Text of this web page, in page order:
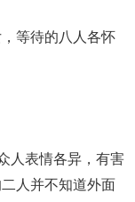
等待的八人各怀
人表情各异，有害
人并不知道外面